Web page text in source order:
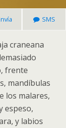
SMS
craneana
frente
mandíbulas
los malares,
espeso,
y labios